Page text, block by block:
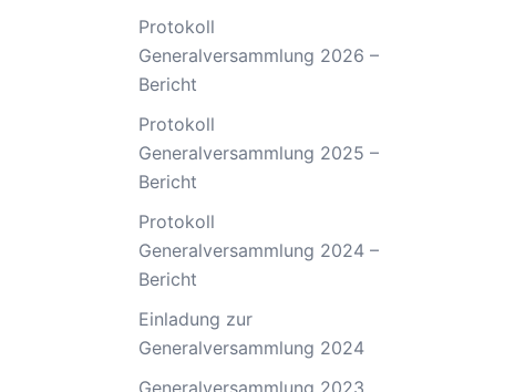
Protokoll
Generalversammlung 2026 –
Bericht
Protokoll
Generalversammlung 2025 –
Bericht
Protokoll
Generalversammlung 2024 –
Bericht
Einladung zur
Generalversammlung 2024
Generalversammlung 2023